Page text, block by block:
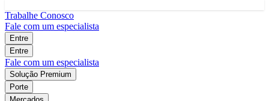
Trabalhe Conosco
Fale com um especialista
Entre
Entre
Fale com um especialista
Solução Premium
Porte